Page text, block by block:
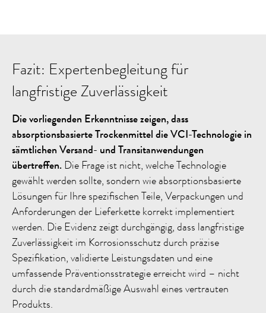
Fazit: Expertenbegleitung für
langfristige Zuverlässigkeit
Die vorliegenden Erkenntnisse zeigen, dass
absorptionsbasierte Trockenmittel die VCI-Technologie in
sämtlichen Versand- und Transitanwendungen
übertreffen. Die Frage ist nicht, welche Technologie
gewählt werden sollte, sondern wie absorptionsbasierte
Lösungen für Ihre spezifischen Teile, Verpackungen und
Anforderungen der Lieferkette korrekt implementiert
werden. Die Evidenz zeigt durchgängig, dass langfristige
Zuverlässigkeit im Korrosionsschutz durch präzise
Spezifikation, validierte Leistungsdaten und eine
umfassende Präventionsstrategie erreicht wird – nicht
durch die standardmäßige Auswahl eines vertrauten
Produkts.